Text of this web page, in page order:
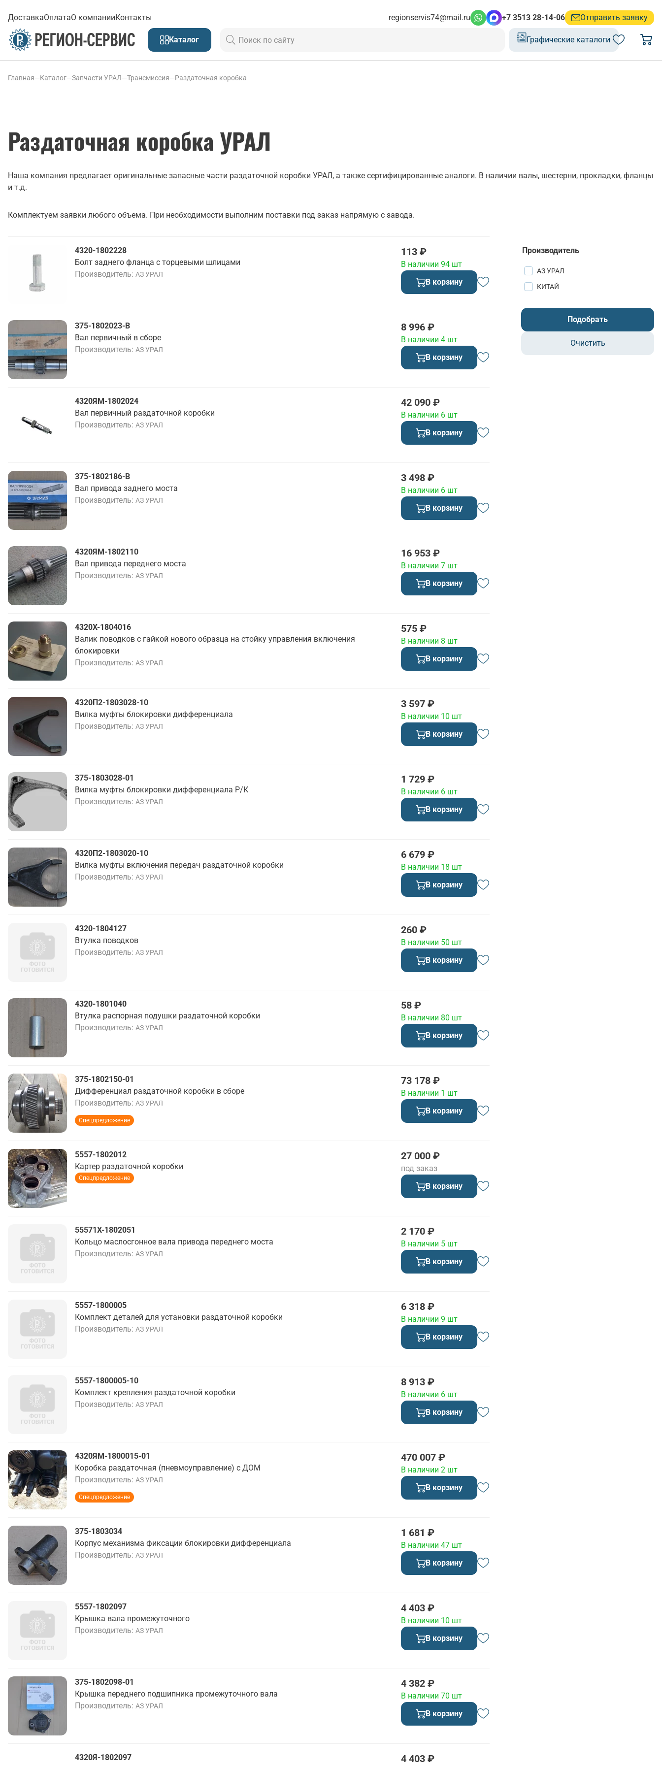
ДоставкаОплатаО компанииКонтакты regionservis74@mail.ru +7 3513 28-14-06 Отправить заявку
Каталог Графические каталоги
Главная—Каталог—Запчасти УРАЛ—Трансмиссия—Раздаточная коробка
Раздаточная коробка УРАЛ
Наша компания предлагает оригинальные запасные части раздаточной коробки УРАЛ, а также сертифицированные аналоги. В наличии валы, шестерни, прокладки, фланцы
и т.д.
Комплектуем заявки любого объема. При необходимости выполним поставки под заказ напрямую с завода.
4320-1802228
Болт заднего фланца с торцевыми шлицами
Производитель АЗ УРАЛ
113 ₽
В наличии 94 шт
В корзину
375-1802023-В
Вал первичный в сборе
Производитель АЗ УРАЛ
8 996 ₽
В наличии 4 шт
В корзину
4320ЯМ-1802024
Вал первичный раздаточной коробки
Производитель АЗ УРАЛ
42 090 ₽
В наличии 6 шт
В корзину
375-1802186-В
Вал привода заднего моста
Производитель АЗ УРАЛ
3 498 ₽
В наличии 6 шт
В корзину
4320ЯМ-1802110
Вал привода переднего моста
Производитель АЗ УРАЛ
16 953 ₽
В наличии 7 шт
В корзину
4320Х-1804016
Валик поводков с гайкой нового образца на стойку управления включения
блокировки
Производитель АЗ УРАЛ
575 ₽
В наличии 8 шт
В корзину
4320П2-1803028-10
Вилка муфты блокировки дифференциала
Производитель АЗ УРАЛ
3 597 ₽
В наличии 10 шт
В корзину
375-1803028-01
Вилка муфты блокировки дифференциала Р/К
Производитель АЗ УРАЛ
1 729 ₽
В наличии 6 шт
В корзину
4320П2-1803020-10
Вилка муфты включения передач раздаточной коробки
Производитель АЗ УРАЛ
6 679 ₽
В наличии 18 шт
В корзину
4320-1804127
Втулка поводков
Производитель АЗ УРАЛ
260 ₽
В наличии 50 шт
В корзину
4320-1801040
Втулка распорная подушки раздаточной коробки
Производитель АЗ УРАЛ
58 ₽
В наличии 80 шт
В корзину
375-1802150-01
Дифференциал раздаточной коробки в сборе
Производитель АЗ УРАЛ
Спецпредложение
73 178 ₽
В наличии 1 шт
В корзину
5557-1802012
Картер раздаточной коробки
Спецпредложение
27 000 ₽
под заказ
В корзину
55571Х-1802051
Кольцо маслосгонное вала привода переднего моста
Производитель АЗ УРАЛ
2 170 ₽
В наличии 5 шт
В корзину
5557-1800005
Комплект деталей для установки раздаточной коробки
Производитель АЗ УРАЛ
6 318 ₽
В наличии 9 шт
В корзину
5557-1800005-10
Комплект крепления раздаточной коробки
Производитель АЗ УРАЛ
8 913 ₽
В наличии 6 шт
В корзину
4320ЯМ-1800015-01
Коробка раздаточная (пневмоуправление) с ДОМ
Производитель АЗ УРАЛ
Спецпредложение
470 007 ₽
В наличии 2 шт
В корзину
375-1803034
Корпус механизма фиксации блокировки дифференциала
Производитель АЗ УРАЛ
1 681 ₽
В наличии 47 шт
В корзину
5557-1802097
Крышка вала промежуточного
Производитель АЗ УРАЛ
4 403 ₽
В наличии 10 шт
В корзину
375-1802098-01
Крышка переднего подшипника промежуточного вала
Производитель АЗ УРАЛ
4 382 ₽
В наличии 70 шт
В корзину
4320Я-1802097
4 403 ₽
Производитель
АЗ УРАЛ
КИТАЙ
Подобрать
Очистить